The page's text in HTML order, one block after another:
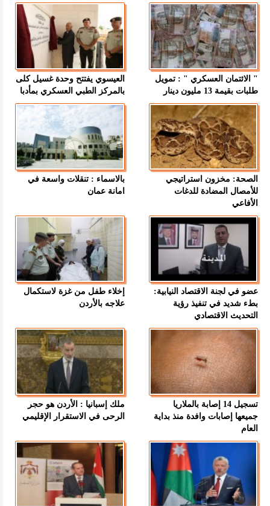
" الائتمان العسكري " : تمويل
طلبات بقيمة 13 مليون دينار
العيسوي يفتتح وحدة غسيل كلى
بالمركز الطبي العسكري بمأدبا
الصحة: مخزون استراتيجي
للأمصال المضادة للدغات
الأفاعي
بالاسماء : تنقلات واسعة في
امانة عمان
عضو في لجنة الاقتصاد النيابية:
بطء شديد في تنفيذ رؤية
التحديث الاقتصادي
إخلاء طفل من غزة لاستكمال
علاجه بالأردن
تسجيل 14 إصابة بالملاريا
جميعها إصابات وافدة منذ بداية
العام
ملك إسبانيا : الأردن هو حجر
الرحى في الاستقرار الإقليمي